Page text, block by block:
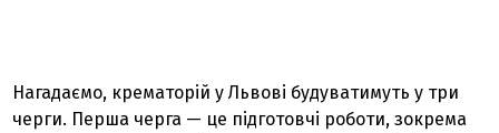
Нагадаємо, крематорій у Львові будуватимуть у три
черги. Перша черга — це підготовчі роботи, зокрема